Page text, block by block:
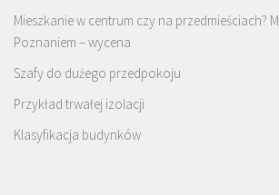
Mieszkanie w centrum czy na przedmieściach?
Poznaniem – wycena
Szafy do dużego przedpokoju
Przykład trwałej izolacji
Klasyfikacja budynków